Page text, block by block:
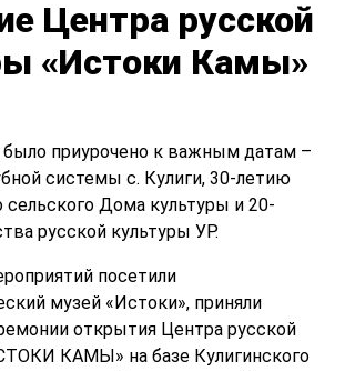
Центра русской
«Истоки Камы»
приурочено к важным датам –
системы с. Кулиги, 30-летию
сельского Дома культуры и 20-
русской культуры УР.
посетили
музей «Истоки», приняли
открытия Центра русской
КАМЫ» на базе Кулигинского